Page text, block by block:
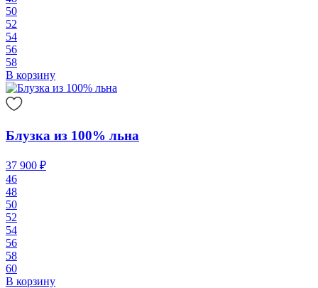
50
52
54
56
58
В корзину
Блузка из 100% льна
37 900 ₽
46
48
50
52
54
56
58
60
В корзину